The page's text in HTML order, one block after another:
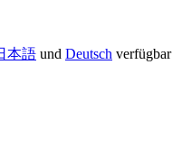
本語 und Deutsch verfügbar